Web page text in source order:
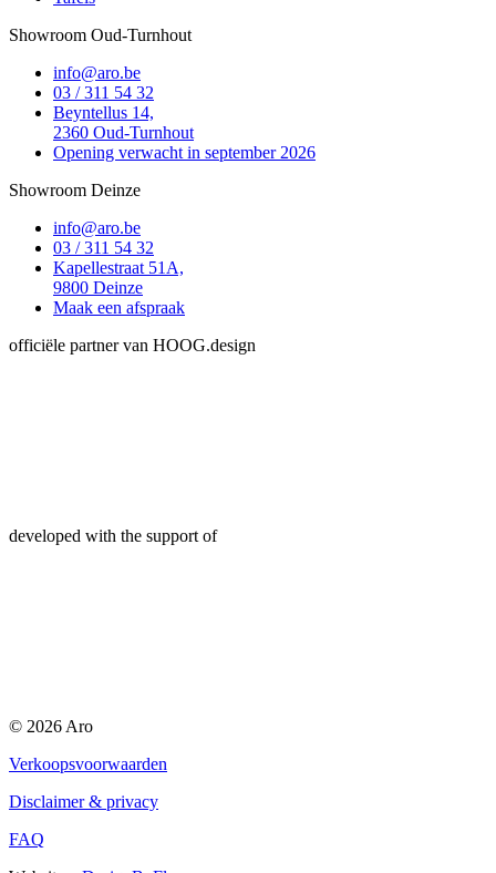
Showroom Oud-Turnhout
info@aro.be
03 / 311 54 32
Beyntellus 14,
2360 Oud-Turnhout
Opening verwacht in september 2026
Showroom Deinze
info@aro.be
03 / 311 54 32
Kapellestraat 51A,
9800 Deinze
Maak een afspraak
officiële partner van HOOG.design
developed with the support of
© 2026 Aro
Verkoopsvoorwaarden
Disclaimer & privacy
FAQ